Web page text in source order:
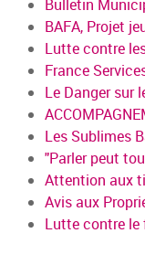
Bulletin
BAFA, Projet
Lutte contre
France
Le Danger sur
Les Sublimes
"Parler peut
Attention aux
Avis aux
Lutte contre